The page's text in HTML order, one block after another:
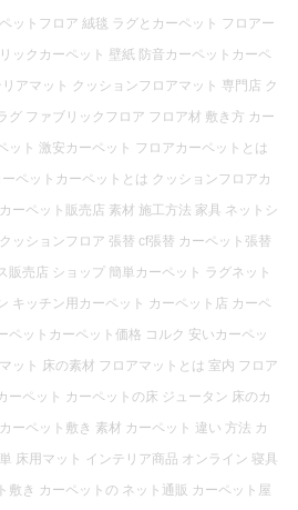
ットフロア 絨毯 ラグとカーペット フロアー
ックカーペット 壁紙 防音カーペットカーペ
アマット クッションフロアマット 専門店 ク
グ ファブリックフロア フロア材 敷き方 カー
ット 激安カーペット フロアカーペットとは
ペットカーペットとは クッションフロアカ
ーペット販売店 素材 施工方法 家具 ネットシ
ッションフロア 張替 cf張替 カーペット張替
販売店 ショップ 簡単カーペット ラグネット
キッチン用カーペット カーペット店 カーペ
ペットカーペット価格 コルク 安いカーペッ
ット 床の素材 フロアマットとは 室内 フロア
ーペット カーペットの床 ジュータン 床のカ
ーペット敷き 素材 カーペット 違い 方法 カ
床用マット インテリア商品 オンライン 寝具
敷き カーペットの ネット通販 カーペット屋